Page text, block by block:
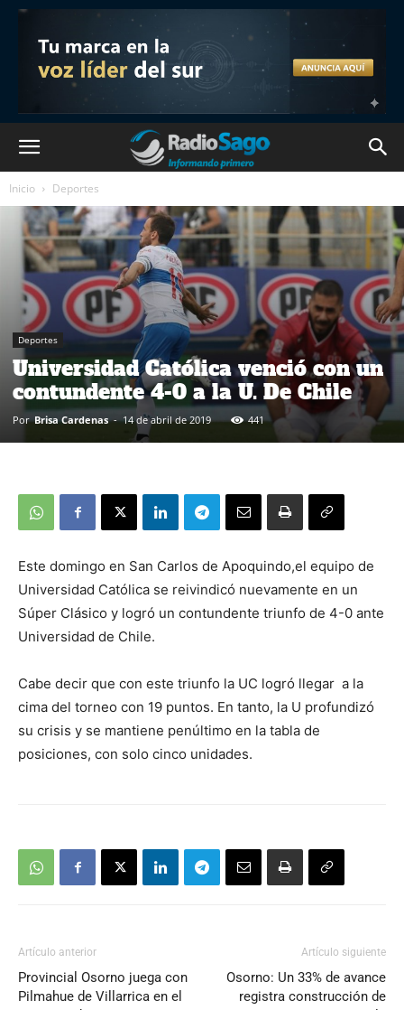
Inicio Deportes
Deportes
Universidad Católica venció con un
contundente 4-0 a la U. De Chile
Por Brisa Cardenas - 14 de abril de 2019 441
Este domingo en San Carlos de Apoquindo,el equipo de
Universidad Católica se reivindicó nuevamente en un
Súper Clásico y logró un contundente triunfo de 4-0 ante
Universidad de Chile.
Cabe decir que con este triunfo la UC logró llegar a la
cima del torneo con 19 puntos. En tanto, la U profundizó
su crisis y se mantiene penúltimo en la tabla de
posiciones, con solo cinco unidades.
Artículo anterior
Provincial Osorno juega con
Pilmahue de Villarrica en el
Artículo siguiente
Osorno: Un 33% de avance
registra construcción de